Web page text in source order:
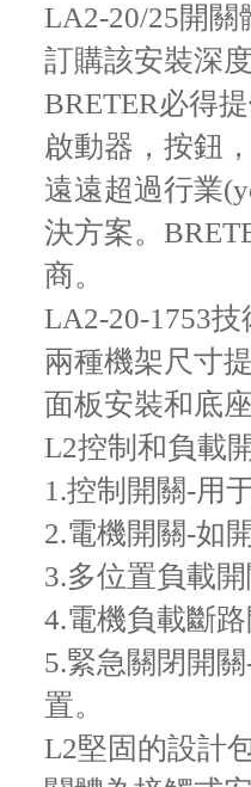
LA2-20/25開關
訂購該安裝深
BRETER必得
啟動器，按鈕
遠遠超過行業
決方案。
商。
LA2-20-1753技
兩種機架尺寸
面板安裝和底
L2控制和負載
1.控制開關-用
2.電機開關-如
3.多位置負載
4.電機負載斷
5.緊急關閉開
置。
L2堅固的設計